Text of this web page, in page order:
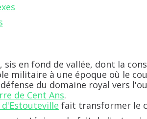
sis en fond de vallée, dont la
militaire à une époque où le
du domaine royal vers
de Cent Ans.
fait transformer le